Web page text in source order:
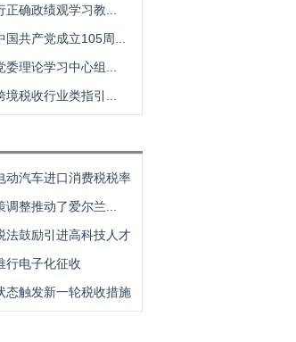
确政绩观学习教...
共产党成立105周...
理论学习中心组...
税收行业类指引...
动汽车进口消费税税率
整推动了爱尔兰...
法鼓励引进高科技人才
行电子化征收
态触发新一轮税收措施